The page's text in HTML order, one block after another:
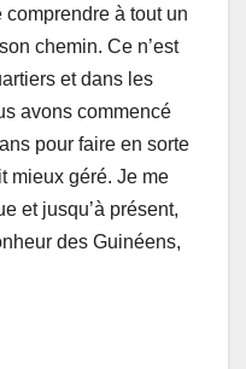
à tout un
chemin. Ce n’est
et dans les
avons commencé
pour faire en sorte
mieux géré. Je me
et jusqu’à présent,
des Guinéens,